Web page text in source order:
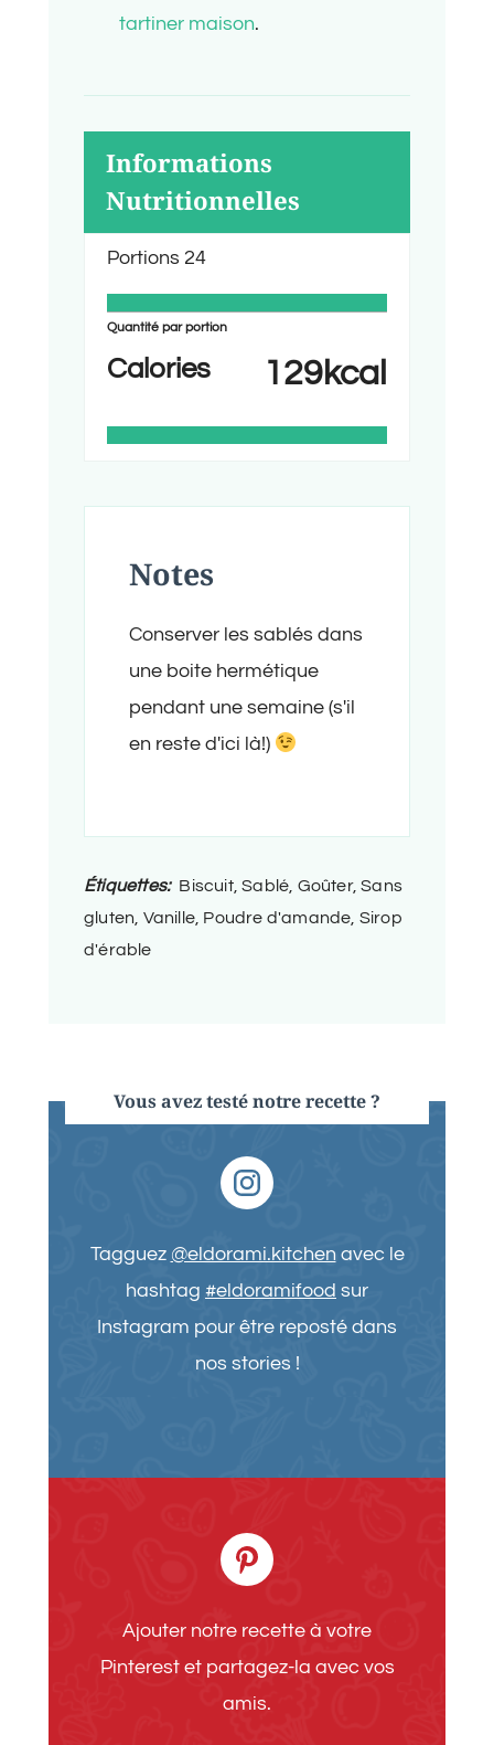
tartiner maison.
Informations
Nutritionnelles
Portions 24
Quantité par portion
Calories 129kcal
Notes
Conserver les sablés dans
une boite hermétique
pendant une semaine (s'il
en reste d'ici là!)
Étiquettes: Biscuit, Sablé, Goûter, Sans
gluten, Vanille, Poudre d'amande, Sirop
d'érable
Vous avez testé notre recette ?
Tagguez @eldorami.kitchenavec le
hashtag #eldoramifood sur
Instagram pour être reposté dans
nos stories !
Ajouter notre recette à votre
Pinterest et partagez-la avec vos
amis.